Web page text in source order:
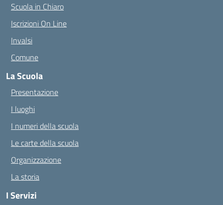
Scuola in Chiaro
Iscrizioni On Line
Invalsi
Comune
La Scuola
Presentazione
I luoghi
I numeri della scuola
Le carte della scuola
Organizzazione
La storia
I Servizi